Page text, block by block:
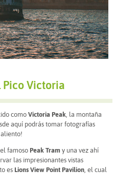
Pico Victoria
como Victoria Peak , la montaña
aquí podrás tomar fotografías
aliento!
famoso Peak Tram y una vez ahí
las impresionantes vistas
es Lions View Point Pavilion , el cual